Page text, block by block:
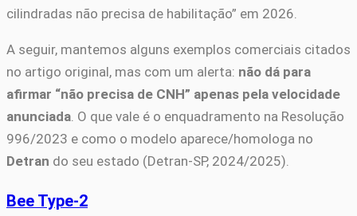
cilindradas não precisa de habilitação” em 2026.
A seguir, mantemos alguns exemplos comerciais citados
no artigo original, mas com um alerta: não dá para
afirmar “não precisa de CNH” apenas pela velocidade
anunciada . O que vale é o enquadramento na Resolução
996/2023 e como o modelo aparece/homologa no
Detran do seu estado (Detran-SP, 2024/2025).
Bee Type-2